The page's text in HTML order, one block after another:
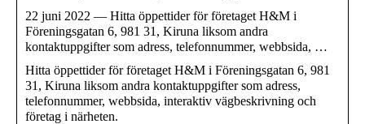
22 juni 2022 — Hitta öppettider för företaget H&M i
Föreningsgatan 6, 981 31, Kiruna liksom andra
kontaktuppgifter som adress, telefonnummer, webbsida, …
Hitta öppettider för företaget H&M i Föreningsgatan 6, 981
31, Kiruna liksom andra kontaktuppgifter som adress,
telefonnummer, webbsida, interaktiv vägbeskrivning och
företag i närheten.